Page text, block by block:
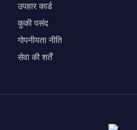
उपहार कार्ड
कुकी पसंद
गोपनीयता नीति
सेवा की शर्तें